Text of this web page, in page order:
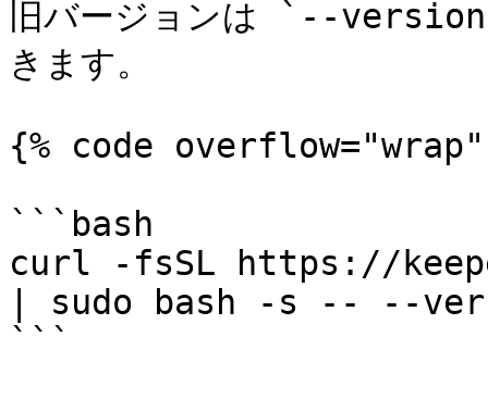
旧バージョンは `--
きます。
{% code
```bash
curl -fsSL https://
| sudo bash -s -- --
```